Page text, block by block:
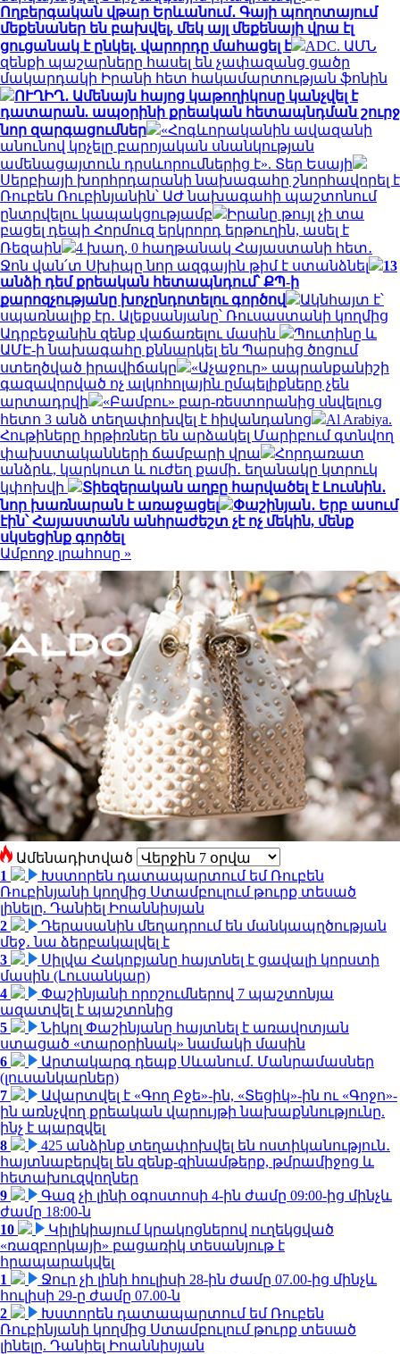
Ողբերգական վթար Երևանում․ Գայի պողոտայում
մեքենաներ են բախվել, մեկ այլ մեքենայի վրա էլ
ցուցանակ է ընկել. վարորդը մահացել է
ADC. ԱՄՆ
զենքի պաշարները հասել են չափազանց ցածր
մակարդակի Իրանի հետ հակամարտության ֆոնին
ՈՒՂԻՂ․ Ամենայն հայոց կաթողիկոսը կանչվել է
դատարան. ապօրինի քրեական հետապնդման շուրջ
նոր զարգացումներ
«Հոգևորականին ավազանի
անունով կոչելը բարոյական սնանկության
ամենացայտուն դրսևորումներից է». Տեր Եսայի
Սերբիայի խորհրդարանի նախագահը շնորհավորել է
Ռուբեն Ռուբինյանին՝ ԱԺ նախագահի պաշտոնում
ընտրվելու կապակցությամբ
Իրանը թույլ չի տա
բացել դեպի Հորմուզ երկրորդ երթուղին, ասել է
Ռեզաին
4 խաղ, 0 հաղթանակ Հայաստանի հետ․
Ջոն վան՛տ Սխիպը նոր ազգային թիմ է ստանձնել
13
անձի դեմ քրեական հետապնդում՝ ՔՊ-ի
քարոզչությանը խոչընդոտելու գործով
Ակնհայտ է՝
սպառնալիք էր․ Ալեքսանյանը՝ Ռուսաստանի կողմից
Ադրբեջանին զենք վաճառելու մասին
Պուտինը և
ԱՄԷ-ի նախագահը քննարկել են Պարսից ծոցում
ստեղծված իրավիճակը
«Աչաջուր» ապրանքանիշի
գազավորված ոչ ալկոհոլային ըմպելիքները չեն
արտադրվի
«Բամբու» բար-ռեստորանից սնվելուց
հետո 3 անձ տեղափոխվել է հիվանդանոց
Al Arabiya.
Հութիները հրթիռներ են արձակել Մարիբում գտնվող
փախստականների ճամբարի վրա
Հորդառատ
անձրև, կարկուտ և ուժեղ քամի․ եղանակը կտրուկ
կփոխվի
Տիեզերական աղբը հարվածել է Լուսնին․
նոր խառնարան է առաջացել
Փաշինյան․ Երբ ասում
էին՝ Հայաստանն անհրաժեշտ չէ ոչ մեկին, մենք
սկսեցինք գործել
Ամբողջ լրահոսը »
Ամենադիտված
1
Խստորեն դատապարտում եմ Ռուբեն
Ռուբինյանի կողմից Ստամբուլում թուրք տեսած
լինելը. Դանիել Իոաննիսյան
2
Դերասանին մեղադրում են մանկապղծության
մեջ․ նա ձերբակալվել է
3
Սիլվա Հակոբյանը հայտնել է ցավալի կորստի
մասին (Լուսանկար)
4
Փաշինյանի որոշումներով 7 պաշտոնյա
ազատվել է պաշտոնից
5
Նիկոլ Փաշինյանը հայտնել է առավոտյան
ստացած «տարօրինակ» նամակի մասին
6
Արտակարգ դեպք Սևանում. Մանրամասներ
(լուսանկարներ)
7
Ավարտվել է «Գող Բջե»-ին, «Տեցիկ»-ին ու «Գոջո»-
ին առնչվող քրեական վարույթի նախաքննությունը.
ինչ է պարզվել
8
425 անձինք տեղափոխվել են ոստիկանություն․
հայտնաբերվել են զենք-զինամթերք, թմրամիջոց և
հետախուզվողներ
9
Գազ չի լինի օգոստոսի 4-ին ժամը 09:00-ից մինչև
ժամը 18:00-ն
10
Կիլիկիայում կրակոցներով ուղեկցված
«ռազբորկայի» բացառիկ տեսանյութ է
հրապարակվել
1
Ջուր չի լինի հուլիսի 28-ին ժամը 07.00-ից մինչև
հուլիսի 29-ը ժամը 07.00-ն
2
Խստորեն դատապարտում եմ Ռուբեն
Ռուբինյանի կողմից Ստամբուլում թուրք տեսած
լինելը. Դանիել Իոաննիսյան